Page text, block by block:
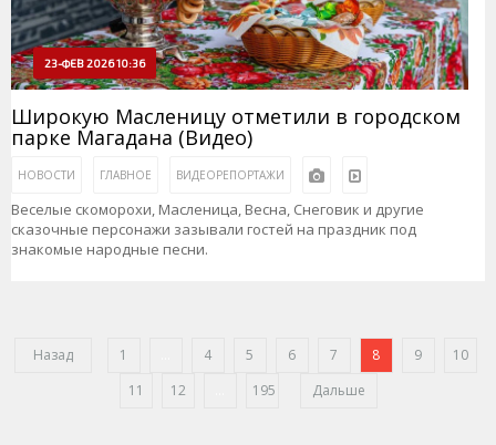
23-ФЕВ 2026 10:36
Широкую Масленицу отметили в городском
парке Магадана (Видео)
НОВОСТИ ГЛАВНОЕ ВИДЕОРЕПОРТАЖИ
Веселые скоморохи, Масленица, Весна, Снеговик и другие
сказочные персонажи зазывали гостей на праздник под
знакомые народные песни.
Назад 1 4 5 6 7 8 9
10
11
12 195 Дальше